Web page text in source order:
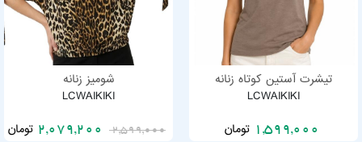
تیشرت آستین کوتاه زنانه
LCWAIKIKI
1,599,000 تومان
شومیز زنانه
LCWAIKIKI
2,599,000 تومان